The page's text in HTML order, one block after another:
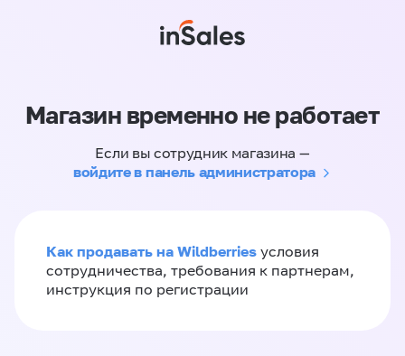
Магазин временно не работает
Если вы сотрудник магазина —
войдите в панель администратора
Как продавать на Wildberries условия
сотрудничества, требования к партнерам,
инструкция по регистрации